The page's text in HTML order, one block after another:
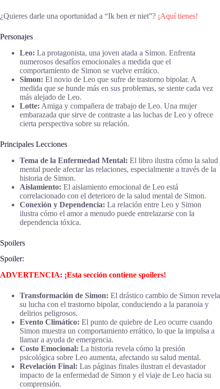
¿Quieres darle una oportunidad a “Ik ben er niet”? ¡Aquí tienes!
Personajes
Leo: La protagonista, una joven atada a Simon. Enfrenta
numerosos desafíos emocionales a medida que el
comportamiento de Simon se vuelve errático.
Simon: El novio de Leo que sufre de trastorno bipolar. A
medida que se hunde más en sus problemas, se siente cada vez
más alejado de Leo.
Lotte: Amiga y compañera de trabajo de Leo. Una mujer
embarazada que sirve de contraste a las luchas de Leo y ofrece
cierta perspectiva sobre su relación.
Principales Lecciones
Tema de la Enfermedad Mental: El libro ilustra cómo la salud
mental puede afectar las relaciones, especialmente a través de la
historia de Simon.
Aislamiento: El aislamiento emocional de Leo está
correlacionado con el deterioro de la salud mental de Simon.
Conexión y Dependencia: La relación entre Leo y Simon
ilustra cómo el amor a menudo puede entrelazarse con la
dependencia tóxica.
Spoilers
Spoiler:
ADVERTENCIA: ¡Esta sección contiene spoilers!
Transformación de Simon: El drástico cambio de Simon revela
su lucha con el trastorno bipolar, conduciendo a la paranoia y
delirios peligrosos.
Evento Climático: El punto de quiebre de Leo ocurre cuando
Simon muestra un comportamiento errático, lo que la impulsa a
llamar a ayuda de emergencia.
Costo Emocional: La historia revela cómo la presión
psicológica sobre Leo aumenta, afectando su salud mental.
Revelación Final: Las páginas finales ilustran el devastador
impacto de la enfermedad de Simon y el viaje de Leo hacia su
comprensión.